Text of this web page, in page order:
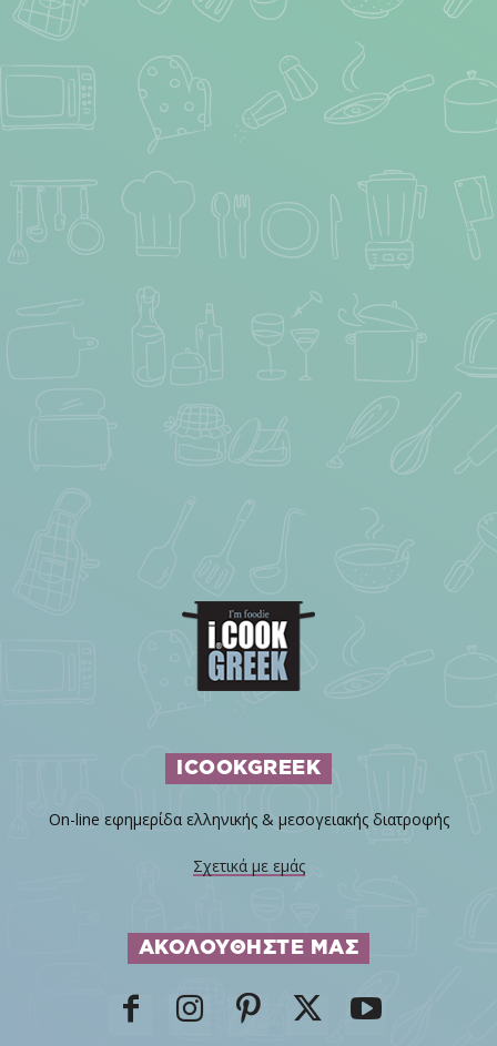
ICOOKGREEK
On-line εφημερίδα ελληνικής & μεσογειακής διατροφής
Σχετικά με εμάς
ΑΚΟΛΟΥΘΗΣΤΕ ΜΑΣ